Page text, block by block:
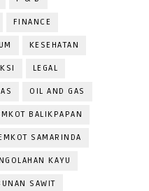
FINANCE
KESEHATAN
LEGAL
OIL AND GAS
BALIKPAPAN
SAMARINDA
KAYU
SAWIT